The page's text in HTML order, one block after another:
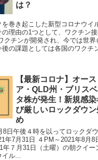
は？
巻き起こした新型コロナウイ
理由の1つとして、ワクチン
クチンが開発され、今では世界
の課題としては各国のワクチ
【最新コロナ】オー
ア・QLD州・ブリス
タ株が発生！新規感染
び厳しいロックダウン
め
8日午後４時を以ってロックダ
年7月31日 ４PM～2021年8月8
年７月31日（土曜）の朝クイー
ル...